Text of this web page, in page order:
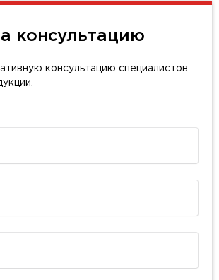
консультацию
консультацию специалистов